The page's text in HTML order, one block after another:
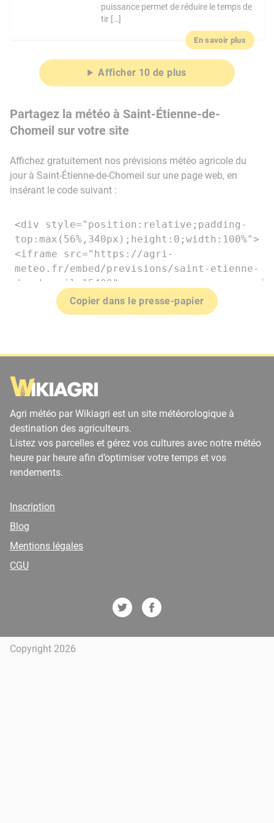
puissance permet de réduire le temps de
tir […]
En savoir plus
Afficher 10 de plus
Partagez la météo à Saint-Étienne-de-
Chomeil sur votre site
Affichez gratuitement nos prévisions météo agricole du
jour à Saint-Étienne-de-Chomeil sur une page web, en
insérant le code suivant :
Copier dans le presse-papier
Agri météo par Wikiagri est un site météorologique à
destination des agriculteurs.
Listez vos parcelles et gérez vos cultures avec notre météo
heure par heure afin d’optimiser votre temps et vos
rendements.
Inscription
Blog
Mentions légales
CGU
Copyright 2026